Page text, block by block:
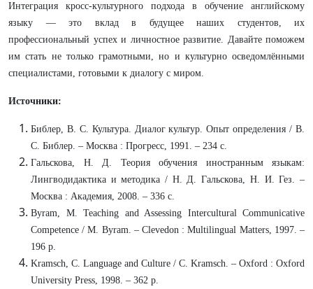
Интеграция кросс-культурного подхода в обучение английскому
языку — это вклад в будущее наших студентов, их
профессиональный успех и личностное развитие. Давайте поможем
им стать не только грамотными, но и культурно осведомлёнными
специалистами, готовыми к диалогу с миром.
Источники:
Библер, В. С. Культура. Диалог культур. Опыт определения / В.
С. Библер. – Москва : Прогресс, 1991. – 234 с.
Гальскова, Н. Д. Теория обучения иностранным языкам:
Лингводидактика и методика / Н. Д. Гальскова, Н. И. Гез. –
Москва : Академия, 2008. – 336 с.
Byram, M. Teaching and Assessing Intercultural Communicative
Competence / M. Byram. – Clevedon : Multilingual Matters, 1997. –
196 p.
Kramsch, C. Language and Culture / C. Kramsch. – Oxford : Oxford
University Press, 1998. – 362 p.